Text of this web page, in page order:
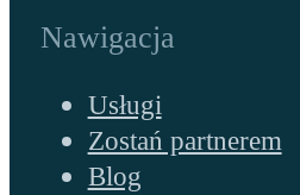
Nawigacja
Usługi
Zostań partnerem
Blog